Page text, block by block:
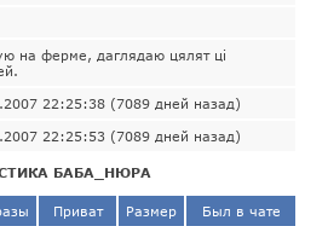
на ферме, даглядаю цялят цi
22:25:38 (7089 дней назад)
22:25:53 (7089 дней назад)
БАБА_НЮРА
Приват Размер Был в чате